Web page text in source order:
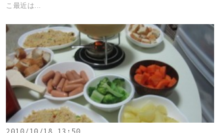
こ最近は...